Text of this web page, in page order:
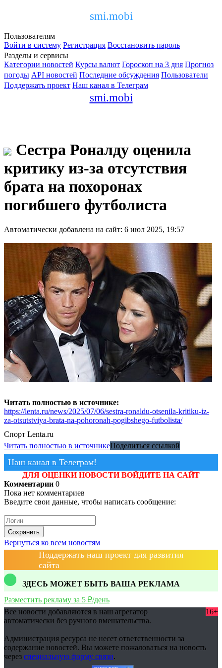
smi.mobi
Пользователям
Войти в систему Регистрация Восстановить пароль
Разделы и сервисы
Категории новостей Курсы валют Гороскоп на 3 дня Прогноз
погоды API новостей Последние обсуждения Пользователи
Поддержать проект Наш канал в Телеграм
smi.mobi
Сестра Роналду оценила
критику из-за отсутствия
брата на похоронах
погибшего футболиста
Автоматически добавлена на сайт: 6 июл 2025, 19:57
Читать полностью в источнике:
https://lenta.ru/news/2025/07/06/sestra-ronaldu-otsenila-kritiku-iz-
za-otsutstviya-brata-na-pohoronah-pogibshego-futbolista/
Спорт Lenta.ru
Читать полностью в источникеПоделиться ссылкой
Наш канал в Телеграм!
ДЛЯ ОЦЕНКИ НОВОСТИ ВОЙДИТЕ НА САЙТ
Комментарии 0
Пока нет комментариев
Введите свои данные, чтобы написать сообщение:
Сохранить
Вернуться ко всем новостям
Поддержать наш проект для развития
сайта
ЗДЕСЬ МОЖЕТ БЫТЬ ВАША РЕКЛАМА
Разместить рекламу за 5 ₽/день
Все новости добавляются в наш агрегатор
автоматически без ручного вмешательства.
16+
Администрация ресурса не несет ответственности за
содержание новостей. Вы можете пожаловаться на новость
через специальную форму связи.